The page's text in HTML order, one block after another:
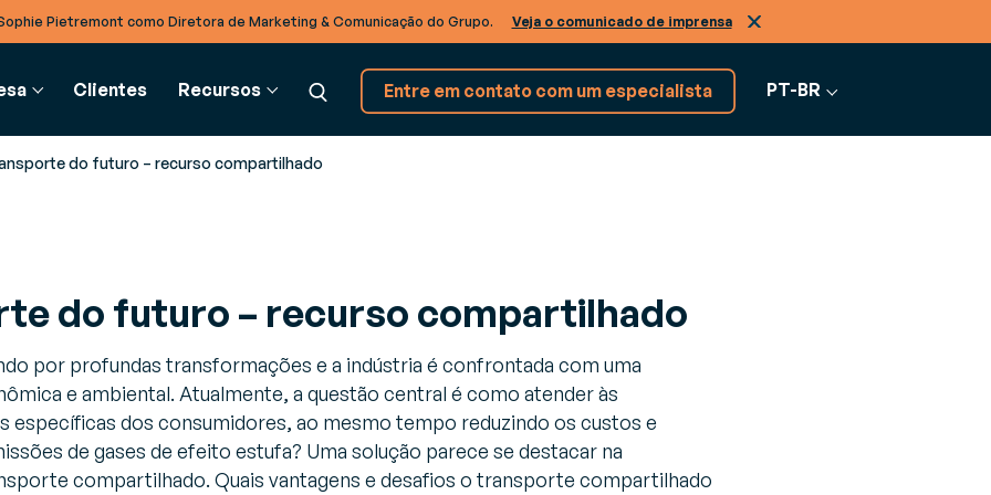
Pietremont como Diretora de Marketing & Comunicação do Grupo. Veja o comunicado de imprensa
de recursos (RMS)
de produção logísticos
de armazém (WMS)
a eficiência em seu
Soluções EDI
Modernize suas trocas
TradeXpress Infinity
Uma plataforma de integração
B2B e A2A de última geração
Ver todos os
Parceiros
Descubra nosso ecossistema de parceiros
Clientes Recursos
Glossário
Consultoria
Para enfrentar os desafios do seu negócio
Entre em contato com um especialista PT-BR
do futuro – recurso compartilhado
do futuro – recurso compartilhado
por profundas transformações e a indústria é confrontada com uma
e ambiental. Atualmente, a questão central é como atender às
específicas dos consumidores, ao mesmo tempo reduzindo os custos e
de gases de efeito estufa? Uma solução parece se destacar na
compartilhado. Quais vantagens e desafios o transporte compartilhado